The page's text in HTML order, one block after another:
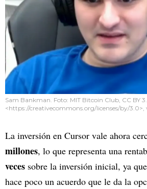
Sam Bankman. Foto: MIT Bitcoin Club, CC BY
<https://creativecommons.org/licenses/by/
La inversión en Cursor vale ahora
millones, lo que representa una
veces sobre la inversión inicial, ya
hace poco un acuerdo que le da la